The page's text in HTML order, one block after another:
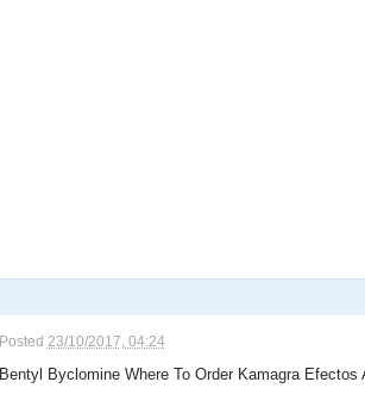
Posted 23/10/2017, 04:24
Bentyl Byclomine Where To Order Kamagra Efectos